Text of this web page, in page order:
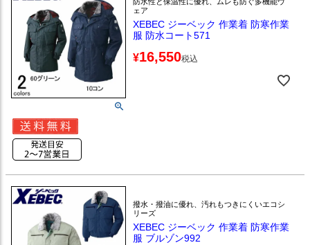
ェア
XEBEC ジーベック 作業着 防寒作業
服 防水コート571
¥16,550税込
撥水・撥油に優れ、汚れもつきにくいエコシ
リーズ
XEBEC ジーベック 作業着 防寒作業
服 ブルゾン992